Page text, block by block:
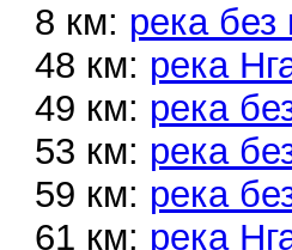
8 км: река без
48 км: река
49 км: река
53 км: река
59 км: река
61 км: река